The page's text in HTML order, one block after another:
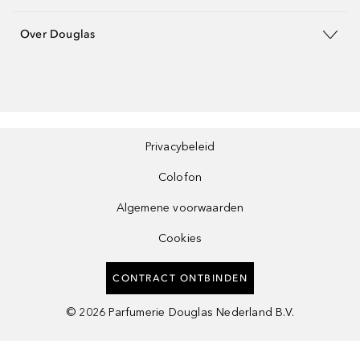
Over Douglas
Privacybeleid
Colofon
Algemene voorwaarden
Cookies
CONTRACT ONTBINDEN
© 2026 Parfumerie Douglas Nederland B.V.